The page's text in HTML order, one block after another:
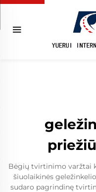
Bėgių tvirtinimo varžtai
šiuolaikinės
sudaro pagrindinę